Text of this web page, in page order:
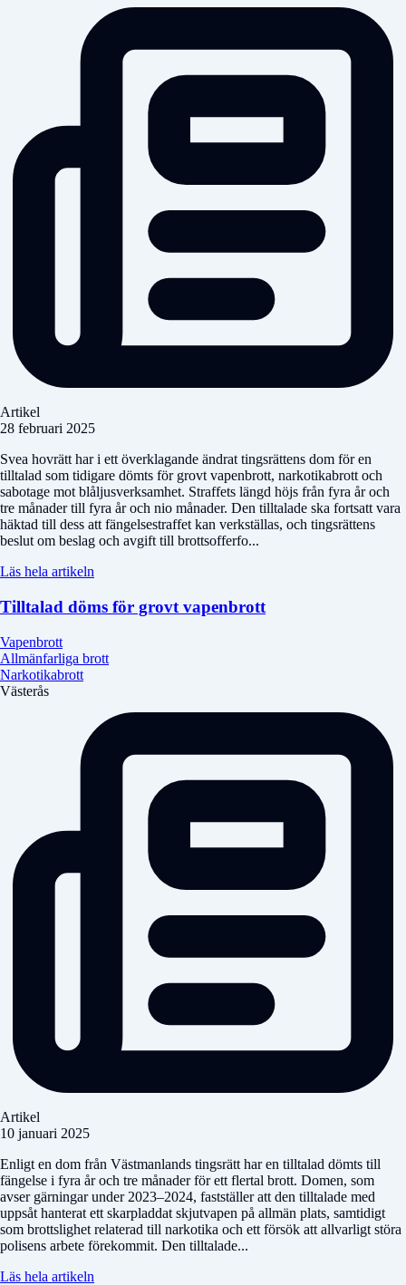
Artikel
28 februari 2025
Svea hovrätt har i ett överklagande ändrat tingsrättens dom för en
tilltalad som tidigare dömts för grovt vapenbrott, narkotikabrott och
sabotage mot blåljusverksamhet. Straffets längd höjs från fyra år och
tre månader till fyra år och nio månader. Den tilltalade ska fortsatt vara
häktad till dess att fängelsestraffet kan verkställas, och tingsrättens
beslut om beslag och avgift till brottsofferfo...
Läs hela artikeln
Tilltalad döms för grovt vapenbrott
Vapenbrott
Allmänfarliga brott
Narkotikabrott
Västerås
Artikel
10 januari 2025
Enligt en dom från Västmanlands tingsrätt har en tilltalad dömts till
fängelse i fyra år och tre månader för ett flertal brott. Domen, som
avser gärningar under 2023–2024, fastställer att den tilltalade med
uppsåt hanterat ett skarpladdat skjutvapen på allmän plats, samtidigt
som brottslighet relaterad till narkotika och ett försök att allvarligt störa
polisens arbete förekommit. Den tilltalade...
Läs hela artikeln